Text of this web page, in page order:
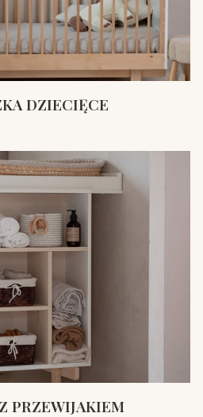
DZIECIĘCE
PRZEWIJAKIEM